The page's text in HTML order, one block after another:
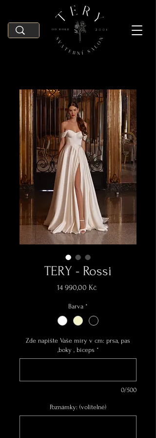
TERY - Rossi
14 990,00 KčCena
Barva *
Zde napište Vaše míry v cm: prsa, pas
,boky , biceps *
0/500
Poznámky: (volitelné)